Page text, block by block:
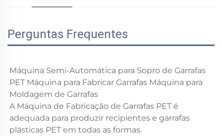
Perguntas Frequentes
Máquina Semi-Automática para Sopro de Garrafas
PET Máquina para Fabricar Garrafas Máquina para
Moldagem de Garrafas
A Máquina de Fabricação de Garrafas PET é
adequada para produzir recipientes e garrafas
plásticas PET em todas as formas.